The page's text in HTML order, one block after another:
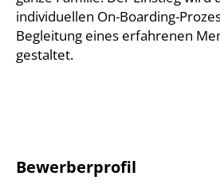
individuellen On-Boarding-
Begleitung eines erfahrenen
gestaltet.
Bewerberprofil